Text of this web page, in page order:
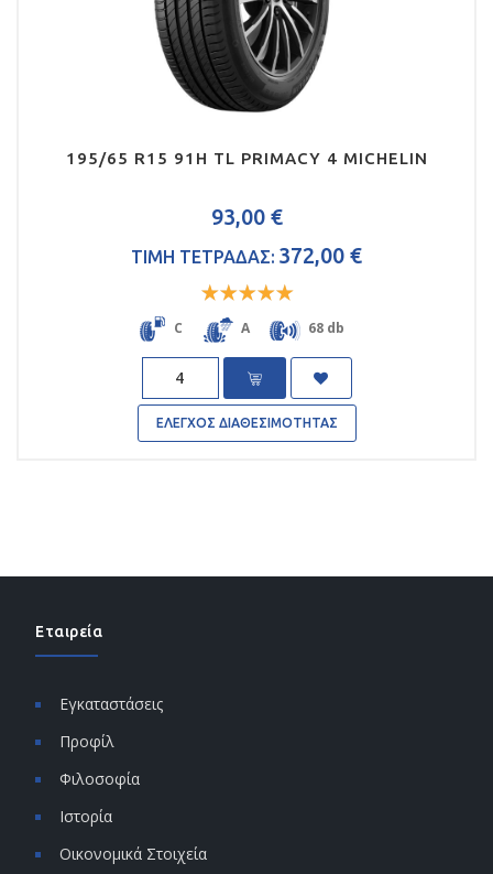
195/65 R15 91H TL PRIMACY 4 MICHELIN
93,00 €
ΤΙΜΗ ΤΕΤΡΑΔΑΣ: 372,00 €
Rated
out
C A 68 db
Quantity
ΕΛΕΓΧΟΣ ΔΙΑΘΕΣΙΜΟΤΗΤΑΣ
Εταιρεία
Εγκαταστάσεις
Προφίλ
Φιλοσοφία
Ιστορία
Οικονομικά Στοιχεία